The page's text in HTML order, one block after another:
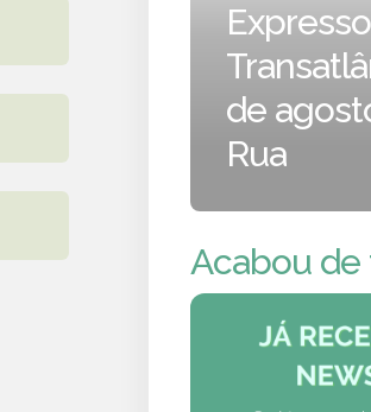
Expresso
de
Rua
Acabou de